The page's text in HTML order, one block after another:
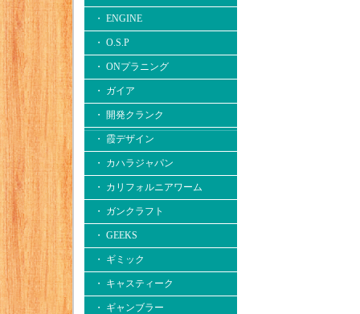
・ ENGINE
・ O.S.P
・ ONプラニング
・ ガイア
・ 開発クランク
・ 霞デザイン
・ カハラジャパン
・ カリフォルニアワーム
・ ガンクラフト
・ GEEKS
・ ギミック
・ キャスティーク
・ ギャンブラー